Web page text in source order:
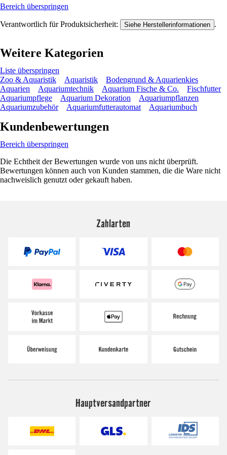
Bereich überspringen
Verantwortlich für Produktsicherheit: Siehe Herstellerinformationen .
Weitere Kategorien
Liste überspringen
Zoo & Aquaristik
Aquaristik
Bodengrund & Aquarienkies
Aquarien
Aquariumtechnik Aquarium Fische & Co.
Fischfutter
Aquariumpflege
Aquarium Dekoration
Aquariumpflanzen
Aquariumzubehör
Aquariumfutterautomat Aquariumbuch
Kundenbewertungen
Bereich überspringen
Die Echtheit der Bewertungen wurde von uns nicht überprüft.
Bewertungen können auch von Kunden stammen, die die Ware nicht
nachweislich genutzt oder gekauft haben.
Zahlarten
Hauptversandpartner